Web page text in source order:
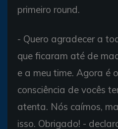
primeiro round.
- Quero agradecer a
que ficaram até de
e a meu time. Agora é
consciência de vocês
atenta. Nós caímos,
isso. Obrigado! -